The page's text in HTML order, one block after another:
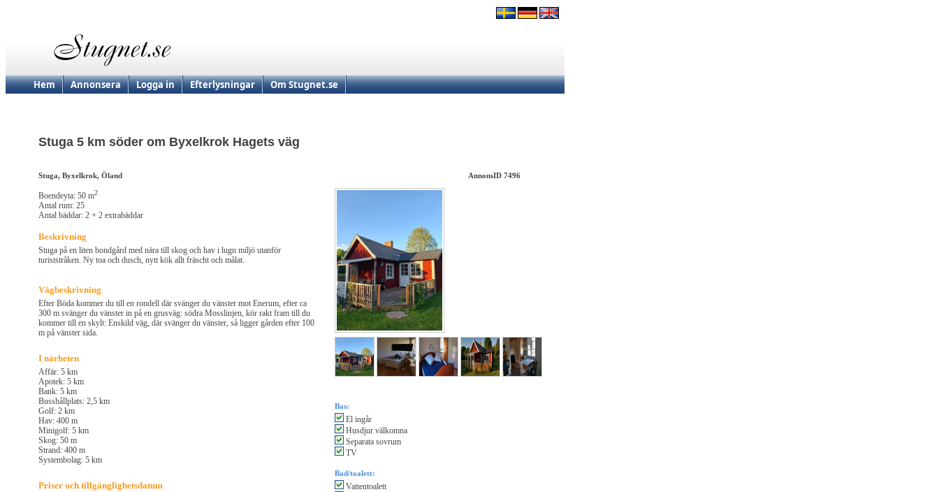
Hem Annonsera Logga in Efterlysningar Om Stugnet.se
Stuga 5 km söder om Byxelkrok Hagets väg
Stuga, Byxelkrok, Öland AnnonsID 7496
Boendeyta: 50 m2
Antal rum: 25
Antal bäddar: 2 + 2 extrabäddar
Beskrivning
Stuga på en liten bondgård med nära till skog och hav i lugn miljö utanför
turiststråken. Ny toa och dusch, nytt kök allt fräscht och målat.
Vägbeskrivning
Efter Böda kommer du till en rondell där svänger du vänster mot Enerum, efter ca
300 m svänger du vänster in på en grusväg: södra Mosslinjen, kör rakt fram till du
kommer till en skylt: Enskild väg, där svänger du vänster, så ligger gården efter 100
m på vänster sida.
I närheten
Affär: 5 km
Apotek: 5 km
Bank: 5 km
Busshållplats: 2,5 km
Golf: 2 km
Hav: 400 m
Minigolf: 5 km
Skog: 50 m
Strand: 400 m
Systembolag: 5 km
Priser och tillgänglighetsdatum
Bas:
El ingår
Husdjur välkomna
Separata sovrum
TV
Bad/toalett:
Vattentoalett